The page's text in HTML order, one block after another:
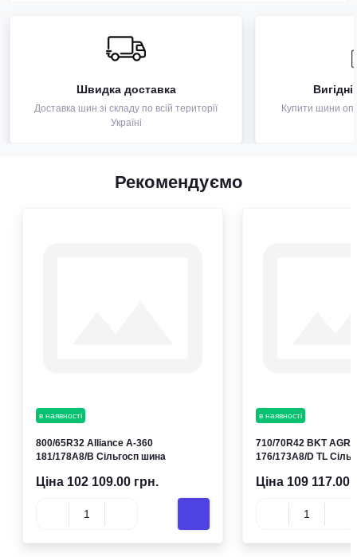
Швидка доставка
Доставка шин зі складу по всій території
Україні
Купити шини
Рекомендуємо
в наявності
800/65R32 Alliance A-360
181/178A8/B Сільгосп шина
Ціна 102 109.00 грн.
в наявності
710/70R42 BKT
176/173A8/D TL
Ціна 109 117.00